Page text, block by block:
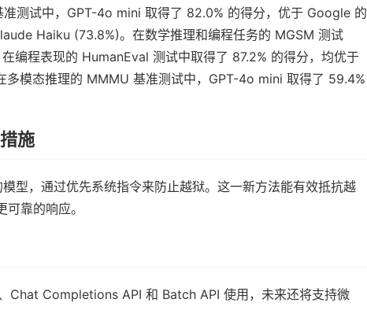
测试中，GPT-4o mini 取得了 82.0% 的得分，优于 Google 的
Haiku (73.8%)。在数学推理和编程任务的 MGSM 测试
编程表现的 HumanEval 测试中取得了 87.2% 的得分，均优于
模态推理的 MMMU 基准测试中，GPT-4o mini 取得了 59.4%
施
模型，通过优先系统指令来防止越狱。这一新方法能有效抵抗越
靠的响应。
Chat Completions API 和 Batch API 使用，未来还将支持微